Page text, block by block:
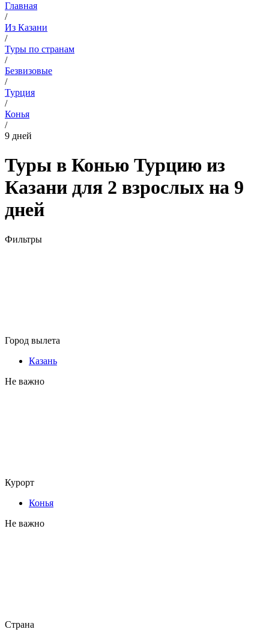
Главная
/
Из Казани
/
Туры по странам
/
Безвизовые
/
Турция
/
Конья
/
9 дней
Туры в Конью Турцию из
Казани для 2 взрослых на 9
дней
Фильтры
Город вылета
Казань
Не важно
Курорт
Конья
Не важно
Страна